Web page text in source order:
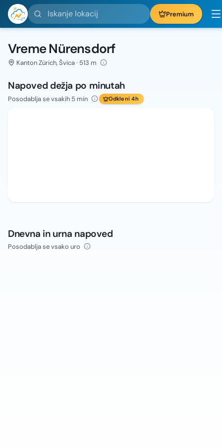
Iskanje lokacij Premium
Vreme Nürensdorf
Kanton Zürich, Švica · 513 m
Napoved dežja po minutah
Posodablja se vsakih 5 min Odkleni 4h
Dnevna in urna napoved
Posodablja se vsako uro